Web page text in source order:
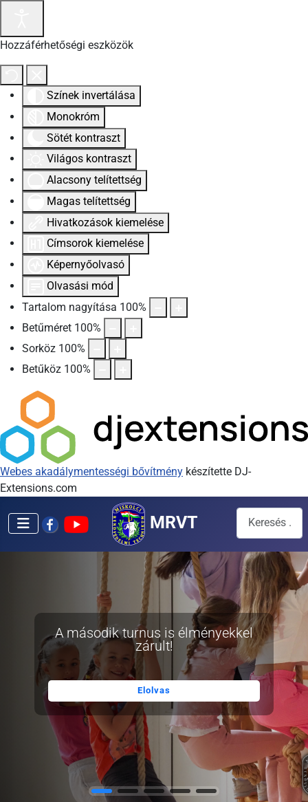
Hozzáférhetőségi eszközök
Színek invertálása
Monokróm
Sötét kontraszt
Világos kontraszt
Alacsony telítettség
Magas telítettség
Hivatkozások kiemelése
Címsorok kiemelése
Képernyőolvasó
Olvasási mód
Tartalom nagyítása 100%
Betűméret 100%
Sorköz 100%
Betűköz 100%
Webes akadálymentességi bővítmény készítette DJ-
Extensions.com
MRVT Keresés...
A második turnus is élményekkel
zárult!
Elolvas